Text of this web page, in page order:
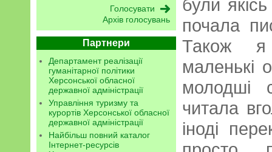
Архів голосувань
Партнери
Департамент реалізації
гуманітарної політики
Херсонської обласної
державної адміністрації
Управління туризму та
курортів Херсонської обласної
державної адміністрації
Найбільш повний каталог
Інтернет-ресурсів
були
почала
Також я
маленькі
молодші
читала
іноді